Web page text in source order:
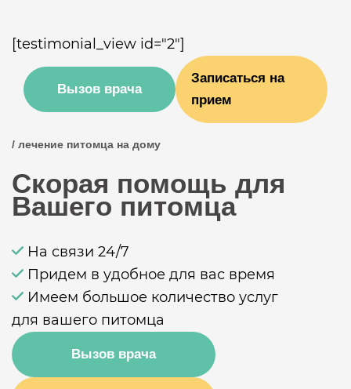
[testimonial_view id="2"]
Вызов врача
Записаться на
прием
/ лечение питомца на дому
Скорая помощь для
Вашего питомца
На связи 24/7
Придем в удобное для вас время
Имеем большое количество услуг
для вашего питомца
Вызов врача